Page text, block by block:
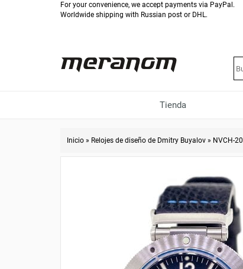
For your convenience, we accept payments via PayPal.
Worldwide shipping with Russian post or DHL.
Tienda
Inicio » Relojes de diseño de Dmitry Buyalov » NVCH-20